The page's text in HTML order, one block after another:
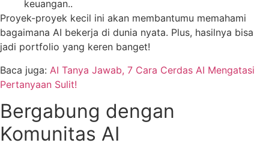
keuangan..
Proyek-proyek kecil ini akan membantumu memahami
bagaimana AI bekerja di dunia nyata. Plus, hasilnya bisa
jadi portfolio yang keren banget!
Baca juga: AI Tanya Jawab, 7 Cara Cerdas AI Mengatasi
Pertanyaan Sulit!
Bergabung dengan
Komunitas AI